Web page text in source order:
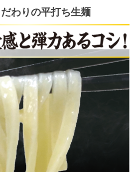
わりの平打ち生麺